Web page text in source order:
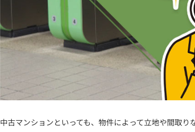
中古マンションといっても、物件によって立地や間取り